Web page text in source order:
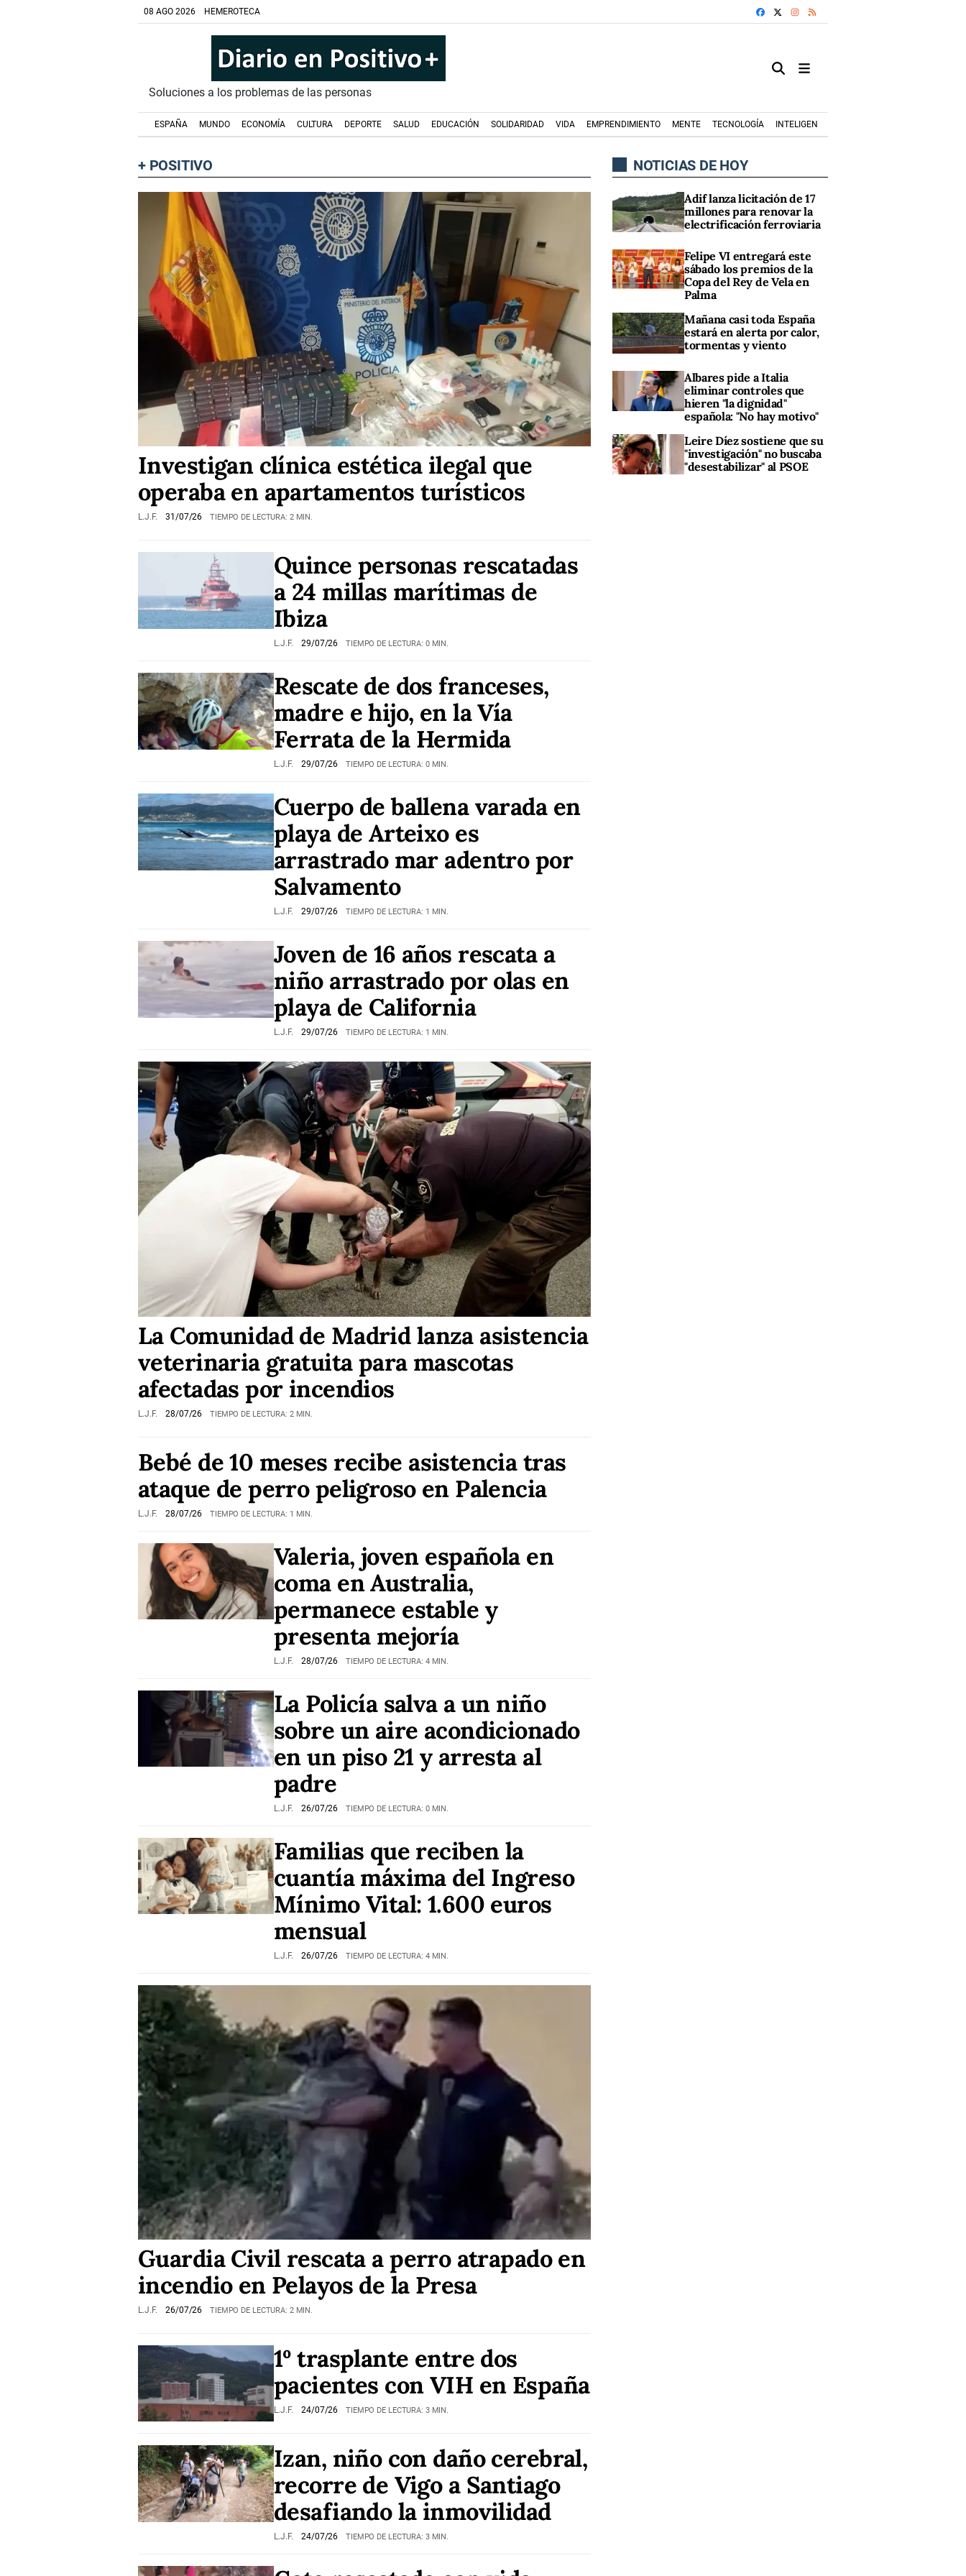
08 AGO 2026 HEMEROTECA FACEBOOKINSTAGRAM
Soluciones a los problemas de las personas
ESPAÑA MUNDO ECONOMÍA CULTURA DEPORTE SALUD EDUCACIÓN SOLIDARIDAD VIDA EMPRENDIMIENTO MENTE TECNOLOGÍA INTELIGENCIA ARTIFICIAL
+ POSITIVO
Investigan clínica estética ilegal que
operaba en apartamentos turísticos
L.J.F. 31/07/26 TIEMPO DE LECTURA: 2 MIN.
Quince personas rescatadas
a 24 millas marítimas de
Ibiza
L.J.F. 29/07/26 TIEMPO DE LECTURA: 0 MIN.
Rescate de dos franceses,
madre e hijo, en la Vía
Ferrata de la Hermida
L.J.F. 29/07/26 TIEMPO DE LECTURA: 0 MIN.
Cuerpo de ballena varada en
playa de Arteixo es
arrastrado mar adentro por
Salvamento
L.J.F. 29/07/26 TIEMPO DE LECTURA: 1 MIN.
Joven de 16 años rescata a
niño arrastrado por olas en
playa de California
L.J.F. 29/07/26 TIEMPO DE LECTURA: 1 MIN.
La Comunidad de Madrid lanza asistencia
veterinaria gratuita para mascotas
afectadas por incendios
L.J.F. 28/07/26 TIEMPO DE LECTURA: 2 MIN.
Bebé de 10 meses recibe asistencia tras
ataque de perro peligroso en Palencia
L.J.F. 28/07/26 TIEMPO DE LECTURA: 1 MIN.
Valeria, joven española en
coma en Australia,
permanece estable y
presenta mejoría
L.J.F. 28/07/26 TIEMPO DE LECTURA: 4 MIN.
La Policía salva a un niño
sobre un aire acondicionado
en un piso 21 y arresta al
padre
L.J.F. 26/07/26 TIEMPO DE LECTURA: 0 MIN.
Familias que reciben la
cuantía máxima del Ingreso
Mínimo Vital: 1.600 euros
mensual
L.J.F. 26/07/26 TIEMPO DE LECTURA: 4 MIN.
Guardia Civil rescata a perro atrapado en
incendio en Pelayos de la Presa
L.J.F. 26/07/26 TIEMPO DE LECTURA: 2 MIN.
1º trasplante entre dos
pacientes con VIH en España
L.J.F. 24/07/26 TIEMPO DE LECTURA: 3 MIN.
Izan, niño con daño cerebral,
recorre de Vigo a Santiago
desafiando la inmovilidad
L.J.F. 24/07/26 TIEMPO DE LECTURA: 3 MIN.
NOTICIAS DE HOY
Adif lanza licitación de 17
millones para renovar la
electrificación ferroviaria
Felipe VI entregará este
sábado los premios de la
Copa del Rey de Vela en
Palma
Mañana casi toda España
estará en alerta por calor,
tormentas y viento
Albares pide a Italia
eliminar controles que
hieren "la dignidad"
española: "No hay motivo"
Leire Díez sostiene que su
"investigación" no buscaba
"desestabilizar" al PSOE